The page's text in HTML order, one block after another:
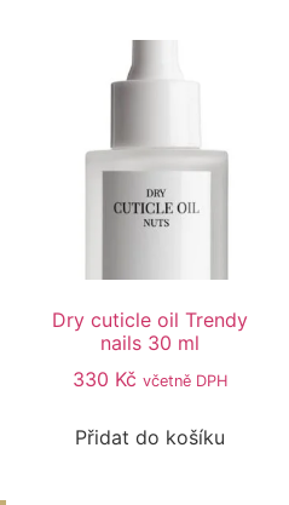
Dry cuticle oil Trendy
nails 30 ml
330 Kč včetně DPH
Přidat do košíku